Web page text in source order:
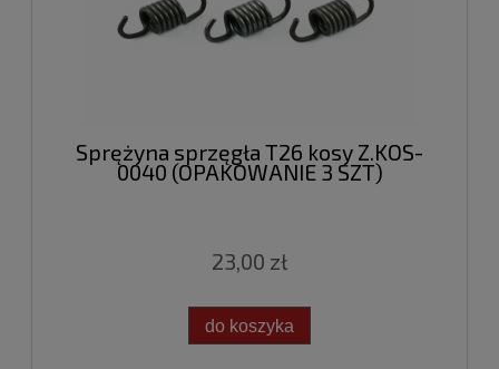
Sprężyna sprzęgła T26 kosy Z.KOS-
0040 (OPAKOWANIE 3 SZT)
23,00 zł
do koszyka